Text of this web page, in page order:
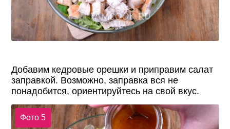
Добавим кедровые орешки и приправим салат
заправкой. Возможно, заправка вся не
понадобится, ориентируйтесь на свой вкус.
Фото 5